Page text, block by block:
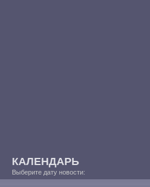
КАЛЕНДАРЬ
Выберите дату новости: